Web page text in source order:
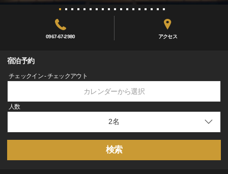
0967-67-2980 アクセス
宿泊予約
チェックイン - チェックアウト
カレンダーから選択
人数
検索